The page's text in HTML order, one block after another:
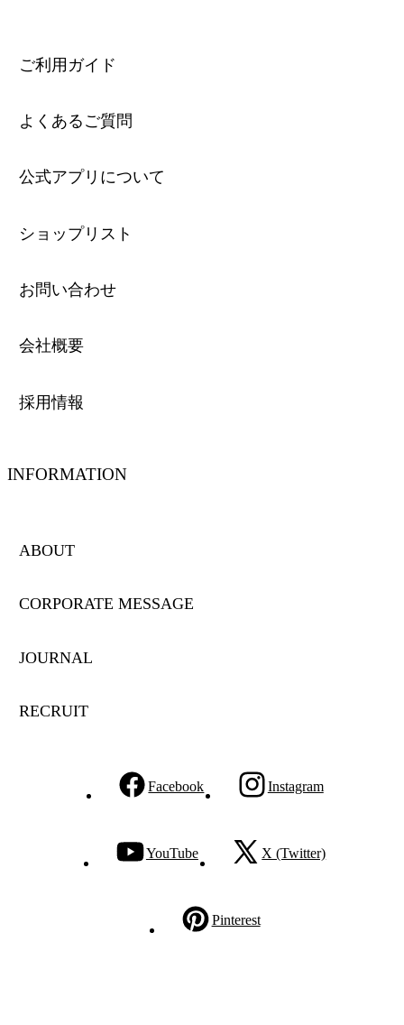
ご利用ガイド
よくあるご質問
公式アプリについて
ショップリスト
お問い合わせ
会社概要
採用情報
INFORMATION
ABOUT
CORPORATE MESSAGE
JOURNAL
RECRUIT
Facebook Instagram
YouTube X (Twitter)
Pinterest